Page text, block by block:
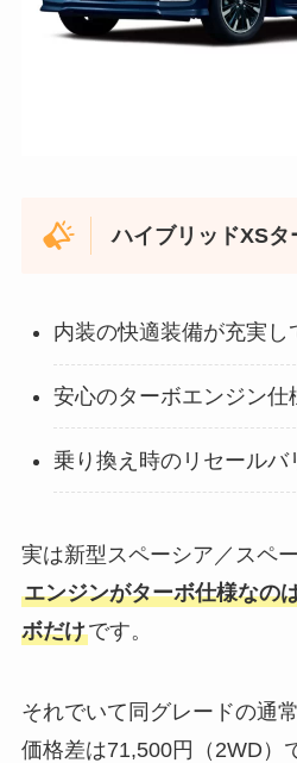
ハイブリッドXS
内装の快適装備が充実し
安心のターボエンジン仕
乗り換え時のリセールバ
実は新型スペーシア／スペ
エンジンがターボ仕様なの
ボだけです。
それでいて同グレードの通
価格差は71,500円（2WD）